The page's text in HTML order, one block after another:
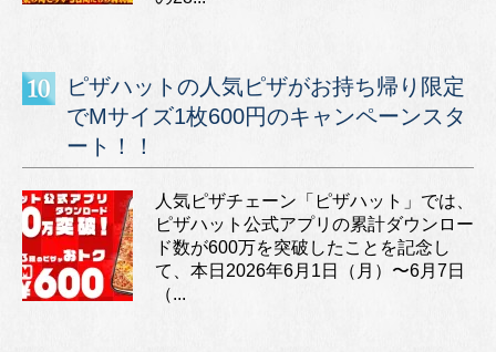
ピザハットの人気ピザがお持ち帰り限定
でMサイズ1枚600円のキャンペーンスタ
ート！！
人気ピザチェーン「ピザハット」では、
ピザハット公式アプリの累計ダウンロー
ド数が600万を突破したことを記念し
て、本日2026年6月1日（月）〜6月7日
（...